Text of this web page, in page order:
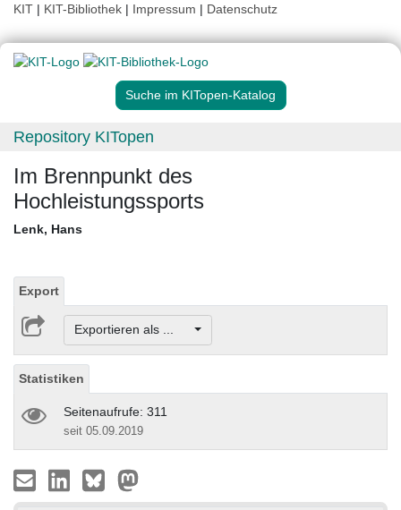
KIT | KIT-Bibliothek | Impressum | Datenschutz
Suche im KITopen-Katalog
Repository KITopen
Im Brennpunkt des
Hochleistungssports
Lenk, Hans
Export
Exportieren als ...
Statistiken
Seitenaufrufe: 311
seit 05.09.2019